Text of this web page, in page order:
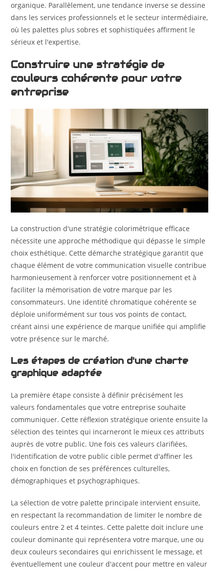
organique. Parallèlement, une tendance inverse se dessine
dans les services professionnels et le secteur intermédiaire,
où les palettes plus sobres et sophistiquées affirment le
sérieux et l'expertise.
Construire une stratégie de
couleurs cohérente pour votre
entreprise
La construction d'une stratégie colorimétrique efficace
nécessite une approche méthodique qui dépasse le simple
choix esthétique. Cette démarche stratégique garantit que
chaque élément de votre communication visuelle contribue
harmonieusement à renforcer votre positionnement et à
faciliter la mémorisation de votre marque par les
consommateurs. Une identité chromatique cohérente se
déploie uniformément sur tous vos points de contact,
créant ainsi une expérience de marque unifiée qui amplifie
votre présence sur le marché.
Les étapes de création d'une charte
graphique adaptée
La première étape consiste à définir précisément les
valeurs fondamentales que votre entreprise souhaite
communiquer. Cette réflexion stratégique oriente ensuite la
sélection des teintes qui incarneront le mieux ces attributs
auprès de votre public. Une fois ces valeurs clarifiées,
l'identification de votre public cible permet d'affiner les
choix en fonction de ses préférences culturelles,
démographiques et psychographiques.
La sélection de votre palette principale intervient ensuite,
en respectant la recommandation de limiter le nombre de
couleurs entre 2 et 4 teintes. Cette palette doit inclure une
couleur dominante qui représentera votre marque, une ou
deux couleurs secondaires qui enrichissent le message, et
éventuellement une couleur d'accent pour mettre en valeur